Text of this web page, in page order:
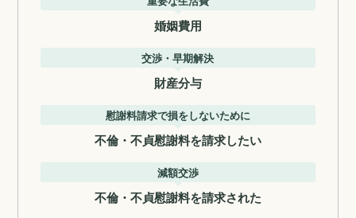
婚姻費用
交渉・早期解決
財産分与
慰謝料請求で損をしないために
不倫・不貞慰謝料を請求したい
減額交渉
不倫・不貞慰謝料を請求された